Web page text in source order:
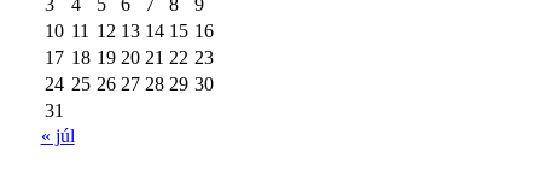
3
4 5 6 7 8
9
10 11 12 13 14 15 16
17 18 19 20 21 22 23
24 25 26 27 28 29 30
31
« júl